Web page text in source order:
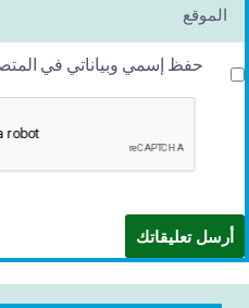
حفظ إسمي وبياناتي في